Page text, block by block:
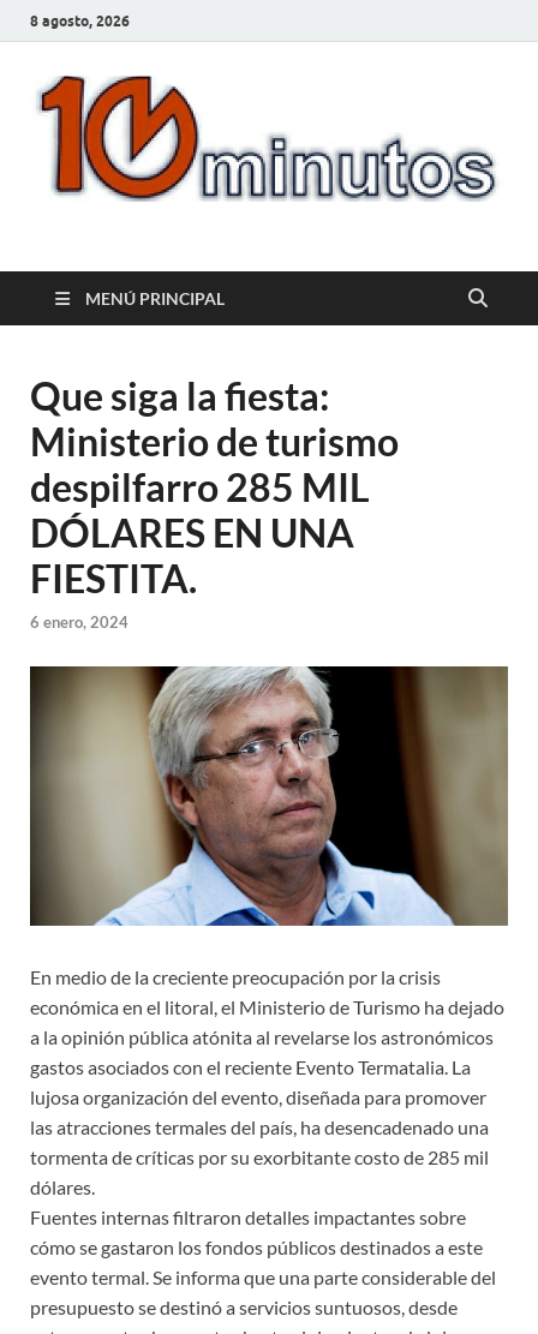
8 agosto, 2026
10minutos.com.uy
MENÚ PRINCIPAL
Que siga la fiesta:
Ministerio de turismo
despilfarro 285 MIL
DÓLARES EN UNA
FIESTITA.
6 enero, 2024
En medio de la creciente preocupación por la crisis
económica en el litoral, el Ministerio de Turismo ha dejado
a la opinión pública atónita al revelarse los astronómicos
gastos asociados con el reciente Evento Termatalia. La
lujosa organización del evento, diseñada para promover
las atracciones termales del país, ha desencadenado una
tormenta de críticas por su exorbitante costo de 285 mil
dólares.
Fuentes internas filtraron detalles impactantes sobre
cómo se gastaron los fondos públicos destinados a este
evento termal. Se informa que una parte considerable del
presupuesto se destinó a servicios suntuosos, desde